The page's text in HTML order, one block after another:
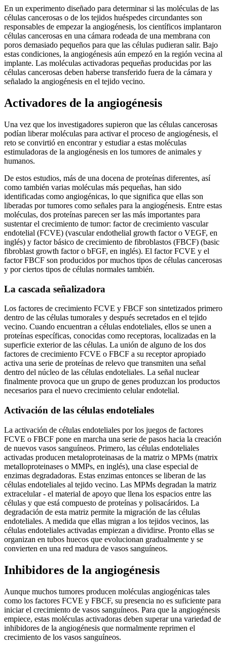
En un experimento diseñado para determinar si las moléculas de las
células cancerosas o de los tejidos huéspedes circundantes son
responsables de empezar la angiogénesis, los científicos implantaron
células cancerosas en una cámara rodeada de una membrana con
poros demasiado pequeños para que las células pudieran salir. Bajo
estas condiciones, la angiogénesis aún empezó en la región vecina al
implante. Las moléculas activadoras pequeñas producidas por las
células cancerosas deben haberse transferido fuera de la cámara y
señalado la angiogénesis en el tejido vecino.
Activadores de la angiogénesis
Una vez que los investigadores supieron que las células cancerosas
podían liberar moléculas para activar el proceso de angiogénesis, el
reto se convirtió en encontrar y estudiar a estas moléculas
estimuladoras de la angiogénesis en los tumores de animales y
humanos.
De estos estudios, más de una docena de proteínas diferentes, así
como también varias moléculas más pequeñas, han sido
identificadas como angiogénicas, lo que significa que ellas son
liberadas por tumores como señales para la angiogénesis. Entre estas
moléculas, dos proteínas parecen ser las más importantes para
sustentar el crecimiento de tumor: factor de crecimiento vascular
endotelial (FCVE) (vascular endothelial growth factor o VEGF, en
inglés) y factor básico de crecimiento de fibroblastos (FBCF) (basic
fibroblast growth factor o bFGF, en inglés). El factor FCVE y el
factor FBCF son producidos por muchos tipos de células cancerosas
y por ciertos tipos de células normales también.
La cascada señalizadora
Los factores de crecimiento FCVE y FBCF son sintetizados primero
dentro de las células tumorales y después secretados en el tejido
vecino. Cuando encuentran a células endoteliales, ellos se unen a
proteínas específicas, conocidas como receptoras, localizadas en la
superficie exterior de las células. La unión de alguno de los dos
factores de crecimiento FCVE o FBCF a su receptor apropiado
activa una serie de proteínas de relevo que transmiten una señal
dentro del núcleo de las células endoteliales. La señal nuclear
finalmente provoca que un grupo de genes produzcan los productos
necesarios para el nuevo crecimiento celular endotelial.
Activación de las células endoteliales
La activación de células endoteliales por los juegos de factores
FCVE o FBCF pone en marcha una serie de pasos hacia la creación
de nuevos vasos sanguíneos. Primero, las células endoteliales
activadas producen metaloproteinasas de la matriz o MPMs (matrix
metalloproteinases o MMPs, en inglés), una clase especial de
enzimas degradadoras. Estas enzimas entonces se liberan de las
células endoteliales al tejido vecino. Las MPMs degradan la matriz
extracelular - el material de apoyo que llena los espacios entre las
células y que está compuesto de proteínas y polisacáridos. La
degradación de esta matriz permite la migración de las células
endoteliales. A medida que ellas migran a los tejidos vecinos, las
células endoteliales activadas empiezan a dividirse. Pronto ellas se
organizan en tubos huecos que evolucionan gradualmente y se
convierten en una red madura de vasos sanguíneos.
Inhibidores de la angiogénesis
Aunque muchos tumores producen moléculas angiogénicas tales
como los factores FCVE y FBCF, su presencia no es suficiente para
iniciar el crecimiento de vasos sanguíneos. Para que la angiogénesis
empiece, estas moléculas activadoras deben superar una variedad de
inhibidores de la angiogénesis que normalmente reprimen el
crecimiento de los vasos sanguíneos.